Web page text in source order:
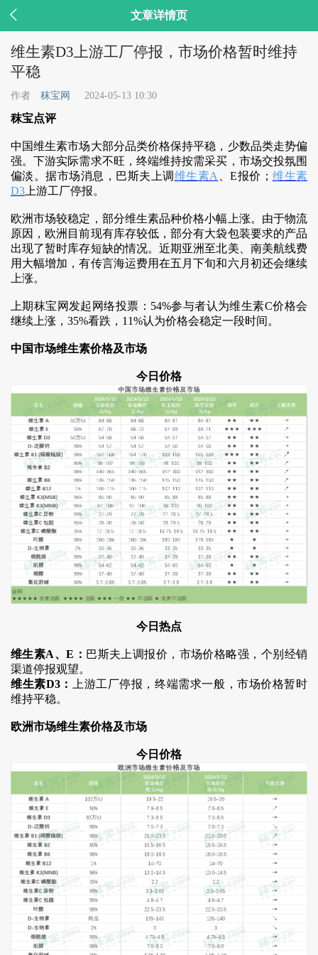
 文章详情页
维生素D3上游工厂停报，市场价格暂时维持
平稳
作者 秣宝网 2024-05-13 10:30
秣宝点评
中国维生素市场大部分品类价格保持平稳，少数品类走势偏
强。下游实际需求不旺，终端维持按需采买，市场交投氛围
偏淡。据市场消息，巴斯夫上调维生素A 、E报价； 维生素
D3 上游工厂停报。
欧洲市场较稳定，部分维生素品种价格小幅上涨。由于物流
原因，欧洲目前现有库存较低，部分有大袋包装要求的产品
出现了暂时库存短缺的情况。近期亚洲至北美、南美航线费
用大幅增加，有传言海运费用在五月下旬和六月初还会继续
上涨。
上期秣宝网发起网络投票：54%参与者认为维生素C价格会
继续上涨，35%看跌，11%认为价格会稳定一段时间。
中国市场维生素价格及市场
今日价格
今日热点
维生素A、E： 巴斯夫上调报价，市场价格略强，个别经销
渠道停报观望。
维生素D3：
上游工厂停报，终端需求一般，市场价格暂时
维持平稳。
欧洲市场维生素价格及市场
今日价格